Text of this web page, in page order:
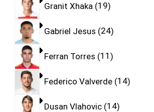
Granit Xhaka 19
Gabriel Jesus 24
Ferran Torres 11
Federico Valverde 14
Dusan Vlahovic 14